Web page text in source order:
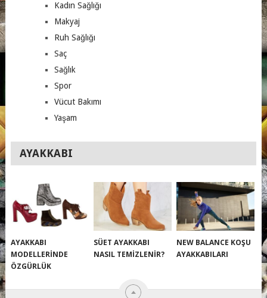
Kadın Sağlığı
Makyaj
Ruh Sağlığı
Saç
Sağlık
Spor
Vücut Bakımı
Yaşam
AYAKKABI
AYAKKABI
MODELLERINDE
ÖZGÜRLÜK
SÜET AYAKKABI
NASIL TEMIZLENIR?
NEW BALANCE KOŞU
AYAKKABILARI